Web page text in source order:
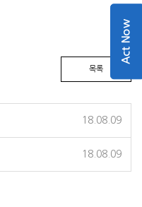
목록
18.08.09
18.08.09
Act Now